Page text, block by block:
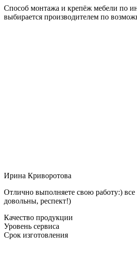
Способ монтажа и крепёж мебели по
выбирается производителем по
Ирина Криворотова
Отлично выполняете свою работу:) все
довольны, респект!)
Качество продукции
Уровень сервиса
Срок изготовления